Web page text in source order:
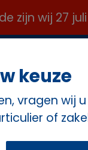
zijn wij
keuze
vragen wij
of